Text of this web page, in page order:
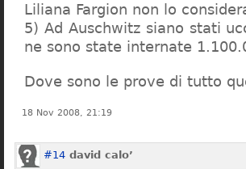
Liliana Fargion non lo
5) Ad Auschwitz siano stati
ne sono state internate
Dove sono le prove di tutto
18 Nov 2008, 21:19
#14 david calo’